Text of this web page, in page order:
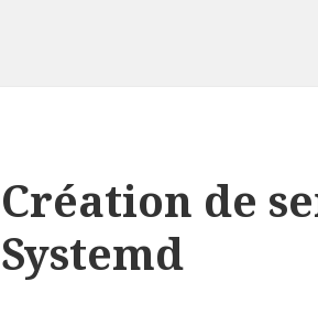
Création de
Systemd